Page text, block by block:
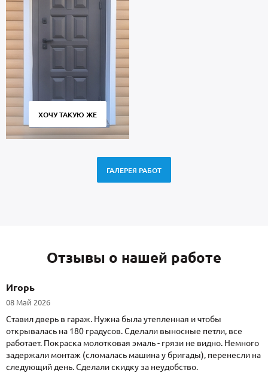
ХОЧУ ТАКУЮ ЖЕ
ГАЛЕРЕЯ РАБОТ
Отзывы о нашей работе
Игорь
08 Май 2026
Ставил дверь в гараж. Нужна была утепленная и чтобы
открывалась на 180 градусов. Сделали выносные петли, все
работает. Покраска молотковая эмаль - грязи не видно. Немного
задержали монтаж (сломалась машина у бригады), перенесли на
следующий день. Сделали скидку за неудобство.